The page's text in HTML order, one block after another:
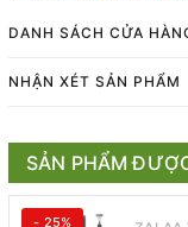
DANH SÁCH CỬA
NHẬN XÉT SẢN PHẨM
SẢN PHẨM
- 25%